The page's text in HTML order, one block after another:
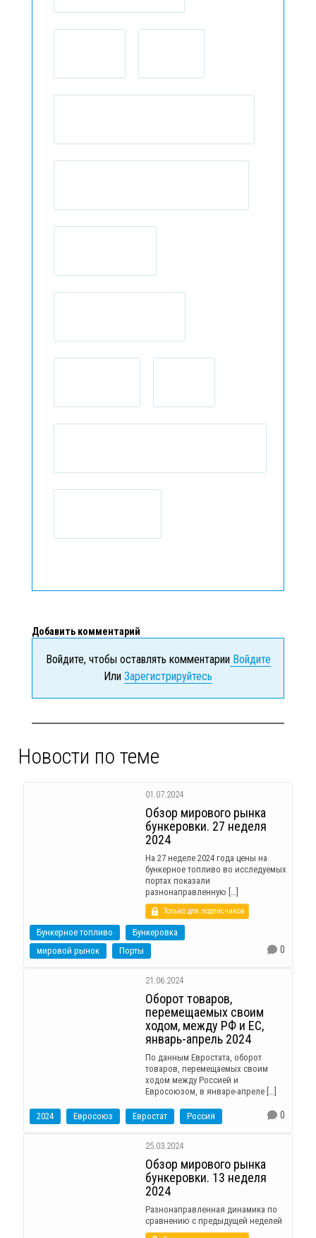
Добавить комментарий
Войдите, чтобы оставлять комментарииВойдите
Или Зарегистрируйтесь
Новости по теме
01.07.2024
Обзор мирового рынка
бункеровки. 27 неделя
2024
На 27 неделе 2024 года цены на
бункерное топливо во исследуемых
портах показали
разнонаправленную […]
Только для подписчиков
Бункерное топливо
Бункеровка
мировой рынок
Порты 0
21.06.2024
Оборот товаров,
перемещаемых своим
ходом, между РФ и ЕС,
январь-апрель 2024
По данным Евростата, оборот
товаров, перемещаемых своим
ходом между Россией и
Евросоюзом, в январе-апреле […]
2024 Евросоюз Евростат Россия 0
25.03.2024
Обзор мирового рынка
бункеровки. 13 неделя
2024
Разнонаправленная динамика по
сравнению с предыдущей неделей